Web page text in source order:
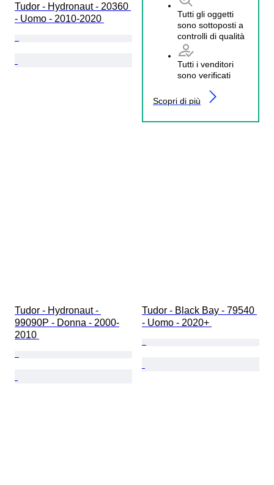
Tutti gli oggetti
sono sottoposti a
controlli di qualità
Tutti i venditori
sono verificati
Scopri di più
Tudor - Hydronaut - 20360
- Uomo - 2010-2020
Tudor - Hydronaut -
99090P - Donna - 2000-
2010
Tudor - Black Bay - 79540
- Uomo - 2020+